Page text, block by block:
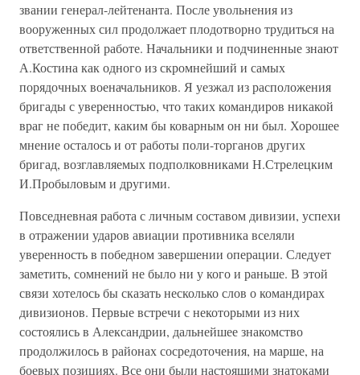
звании генерал-лейтенанта. После увольнения из
вооруженных сил продолжает плодотворно трудиться на
ответственной работе. Начальники и подчиненные знают
А.Костина как одного из скромнейший и самых
порядочных военачальников. Я уезжал из расположения
бригады с уверенностью, что таких командиров никакой
враг не победит, каким бы коварным он ни был. Хорошее
мнение осталось и от работы поли-торганов других
бригад, возглавляемых подполковниками Н.Стрелецким
И.Пробыловым и другими.
Повседневная работа с личным составом дивизии, успехи
в отражении ударов авиации противника вселяли
уверенность в победном завершении операции. Следует
заметить, сомнений не было ни у кого и раньше. В этой
связи хотелось бы сказать несколько слов о командирах
дивизионов. Первые встречи с некоторыми из них
состоялись в Александрии, дальнейшее знакомство
продолжилось в районах сосредоточения, на марше, на
боевых позициях. Все они были настоящими знатоками